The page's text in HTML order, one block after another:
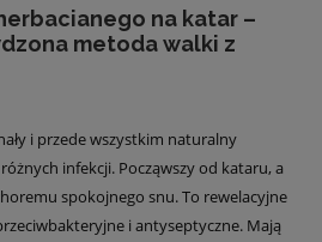
na katar –
metoda walki z
i przede wszystkim naturalny
infekcji. Począwszy od kataru, a
spokojnego snu. To rewelacyjne
i antyseptyczne. Mają